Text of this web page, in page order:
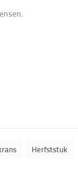
Herfststuk